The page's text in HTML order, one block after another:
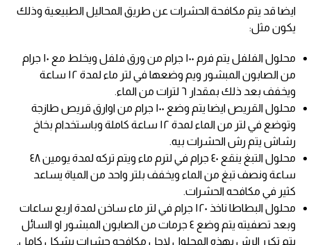
ايضا قد يتم مكافحة الحشرات عن طريق المحاليل الطبيعية وذلك
يكون مثل:
محلول الفلفل يتم فرم ١٠٠ جرام من ورق فلفل ويخلط مع ١٠ جرام
من الصابون المبشور ويم وضعها في لتر ماء لمدة ١٢ ساعة
ويخفف بعد ذلك بمقدار ٦ لترات من الماء.
محلول القريص ايضا يتم وضع ١٠٠ جرام من اوارق قريص طازجة
وتوضع في لتر من الماء لمدة ١٢ ساعة كاملة وباستخدام بخاخ
رشاش يتم رش الحشرات بيه.
محلول التبغ ينقع ٤٠ جرام في لترم ماء ويتم تركه لمدة يومين ٤٨
ساعة ونصف تبغ من الماء ويخفف بلتر واحد من المياة يساعد
كثير في مكافحه الحشرات.
محلول البطاطا ناخذ ١٢٠ جرام في لتر ماء ساخن لمدة اربع ساعات
وبعد تصفيته يتم وضع ٤ جرمات من الصابون المبشور او السائل
يتم تكرر الرش بهذه المحلول لاجل مكافحه حشرات بشكل كامل.